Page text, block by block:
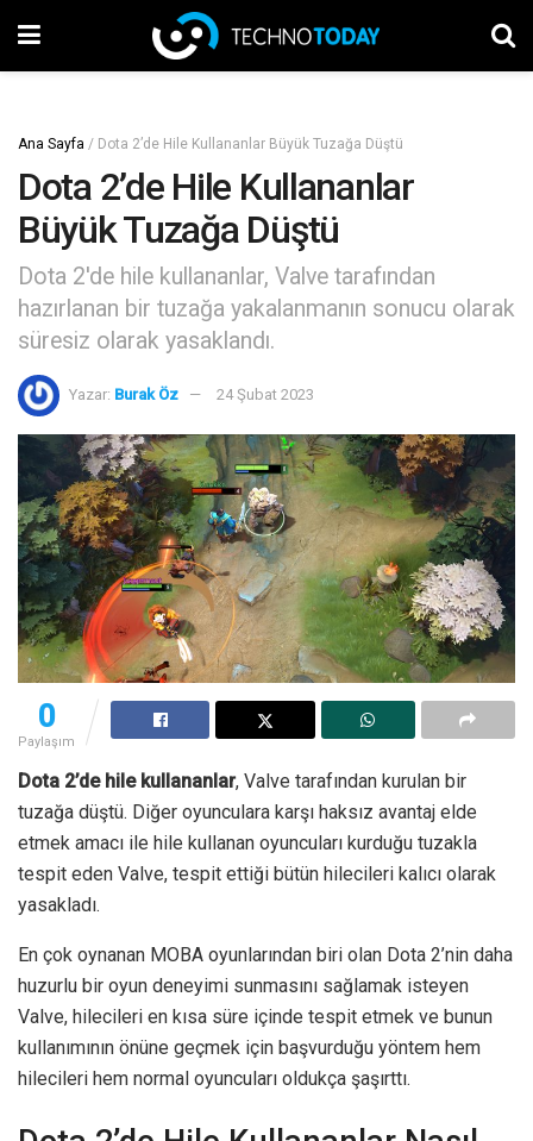
Ana Sayfa / Dota 2’de Hile Kullananlar Büyük Tuzağa Düştü
Dota 2’de Hile Kullananlar
Büyük Tuzağa Düştü
Dota 2'de hile kullananlar, Valve tarafından
hazırlanan bir tuzağa yakalanmanın sonucu olarak
süresiz olarak yasaklandı.
Yazar: Burak Öz 24 Şubat 2023
0
Paylaşım
Dota 2’de hile kullananlar, Valve tarafından kurulan bir
tuzağa düştü. Diğer oyunculara karşı haksız avantaj elde
etmek amacı ile hile kullanan oyuncuları kurduğu tuzakla
tespit eden Valve, tespit ettiği bütün hilecileri kalıcı olarak
yasakladı.
En çok oynanan MOBA oyunlarından biri olan Dota 2’nin daha
huzurlu bir oyun deneyimi sunmasını sağlamak isteyen
Valve, hilecileri en kısa süre içinde tespit etmek ve bunun
kullanımının önüne geçmek için başvurduğu yöntem hem
hilecileri hem normal oyuncuları oldukça şaşırttı.